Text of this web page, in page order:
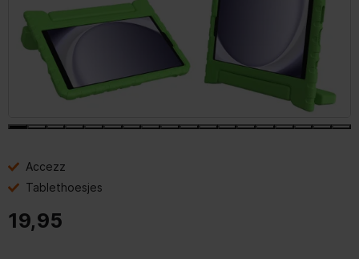
Accezz
Tablethoesjes
19,95